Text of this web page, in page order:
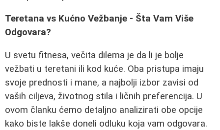
Teretana vs Kućno Vežbanje - Šta Vam Više
Odgovara?
U svetu fitnesa, večita dilema je da li je bolje
vežbati u teretani ili kod kuće. Oba pristupa imaju
svoje prednosti i mane, a najbolji izbor zavisi od
vaših ciljeva, životnog stila i ličnih preferencija. U
ovom članku ćemo detaljno analizirati obe opcije
kako biste lakše doneli odluku koja vam odgovara.